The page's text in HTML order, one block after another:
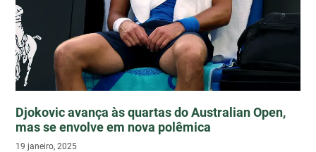
Djokovic avança às quartas do Australian Open,
mas se envolve em nova polêmica
19 janeiro, 2025